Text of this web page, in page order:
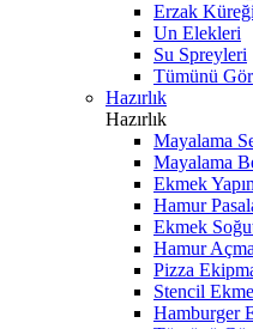
Erzak
Un Elekleri
Su Spreyleri
Tümünü Gör
Hazırlık
Hazırlık
Mayalama
Mayalama
Ekmek
Hamur
Ekmek
Hamur
Pizza
Stencil
Hamburger